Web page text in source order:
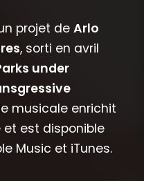
projet de Arlo
, sorti en avril
under
musicale enrichit
est disponible
Music et iTunes.